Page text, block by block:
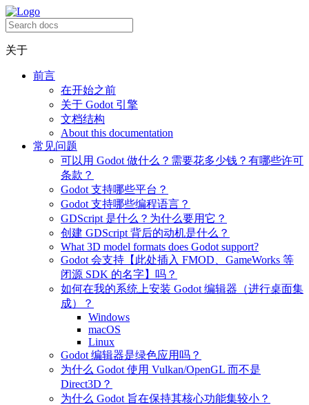
关于
前言
在开始之前
关于 Godot 引擎
文档结构
About this documentation
常见问题
可以用 Godot 做什么？需要花多少钱？有哪些许可
条款？
Godot 支持哪些平台？
Godot 支持哪些编程语言？
GDScript 是什么？为什么要用它？
创建 GDScript 背后的动机是什么？
What 3D model formats does Godot support?
Godot 会支持【此处插入 FMOD、GameWorks 等
闭源 SDK 的名字】吗？
如何在我的系统上安装 Godot 编辑器（进行桌面集
成）？
Windows
macOS
Linux
Godot 编辑器是绿色应用吗？
为什么 Godot 使用 Vulkan/OpenGL 而不是
Direct3D？
为什么 Godot 旨在保持其核心功能集较小？